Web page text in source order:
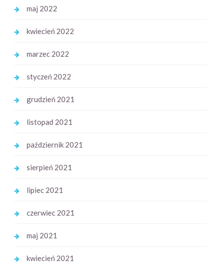
maj 2022
kwiecień 2022
marzec 2022
styczeń 2022
grudzień 2021
listopad 2021
październik 2021
sierpień 2021
lipiec 2021
czerwiec 2021
maj 2021
kwiecień 2021